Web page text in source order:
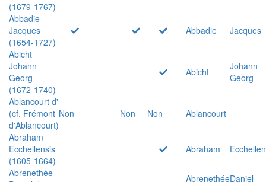
(1679-1767)
Abbadie
Jacques
(1654-1727)
Abbadie
Jacques
Abicht
Johann
Georg
(1672-1740)
Abicht
Johann
Georg
Ablancourt d'
(cf. Frémont
d'Ablancourt)
Non Non Non
Ablancourt
Abraham
Ecchellensis
(1605-1664)
Abraham
Abrenethée
AbrenethéeDaniel